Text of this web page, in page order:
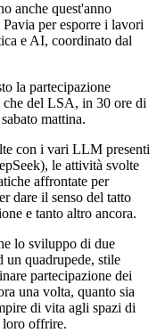
anche quest'anno
per esporre i lavori
e AI, coordinato dal
la partecipazione
del LSA, in 30 ore di
mattina.
con i vari LLM presenti
le attività svolte
affrontate per
dare il senso del tatto
e tanto altro ancora.
lo sviluppo di due
un quadrupede, stile
partecipazione dei
una volta, quanto sia
di vita agli spazi di
loro offrire.